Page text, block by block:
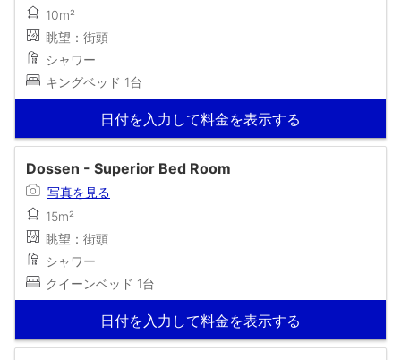
10m²
眺望：街頭
シャワー
キングベッド 1台
日付を入力して料金を表示する
Dossen - Superior Bed Room
写真を見る
15m²
眺望：街頭
シャワー
クイーンベッド 1台
日付を入力して料金を表示する